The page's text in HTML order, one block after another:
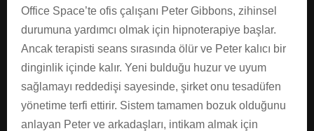
Office Space’te ofis çalışanı Peter Gibbons, zihinsel
durumuna yardımcı olmak için hipnoterapiye başlar.
Ancak terapisti seans sırasında ölür ve Peter kalıcı bir
dinginlik içinde kalır. Yeni bulduğu huzur ve uyum
sağlamayı reddedişi sayesinde, şirket onu tesadüfen
yönetime terfi ettirir. Sistem tamamen bozuk olduğunu
anlayan Peter ve arkadaşları, intikam almak için